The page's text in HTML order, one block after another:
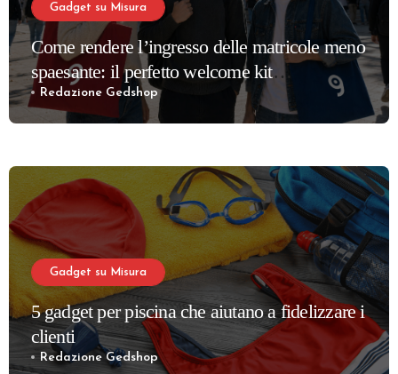
Gadget su Misura
Come rendere l’ingresso delle matricole meno
spaesante: il perfetto welcome kit
universitario
Redazione Gedshop
Gadget su Misura
5 gadget per piscina che aiutano a fidelizzare i
clienti
Redazione Gedshop